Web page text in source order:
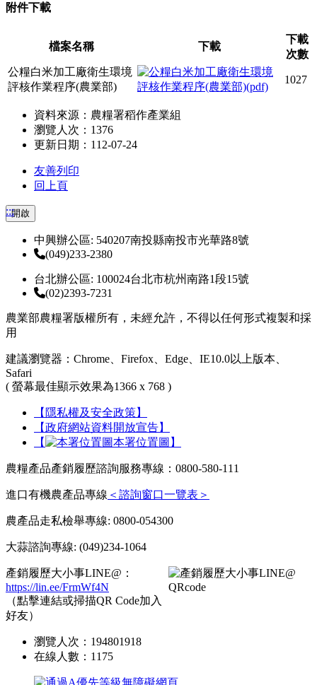
附件下載
檔案名稱 下載
下載
次數
公糧白米加工廠衛生環境
評核作業程序(農業部)
1027
資料來源：農糧署稻作產業組
瀏覽人次：1376
更新日期：112-07-24
友善列印
回上頁
:::開啟
中興辦公區: 540207南投縣南投市光華路8號
(049)233-2380
台北辦公區: 100024台北市杭州南路1段15號
(02)2393-7231
農業部農糧署版權所有，未經允許，不得以任何形式複製和採
用
建議瀏覽器：Chrome、Firefox、Edge、IE10.0以上版本、
Safari
( 螢幕最佳顯示效果為1366 x 768 )
【隱私權及安全政策】
【政府網站資料開放宣告】
【
本署位置圖】
農糧產品產銷履歷諮詢服務專線：0800-580-111
進口有機農產品專線 ＜諮詢窗口一覽表＞
農產品走私檢舉專線: 0800-054300
大蒜諮詢專線: (049)234-1064
產銷履歷大小事LINE@：
https://lin.ee/FrmWf4N
（點擊連結或掃描QR Code加入
好友）
瀏覽人次： 194801918
在線人數： 1175